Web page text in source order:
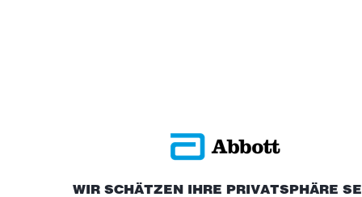
WIR SCHÄTZEN IHRE PRIVATSPHÄRE